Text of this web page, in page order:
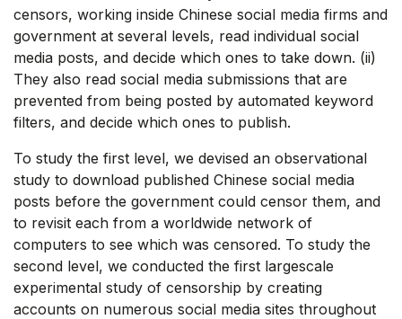
censors, working inside Chinese social media firms and
government at several levels, read individual social
media posts, and decide which ones to take down. (ii)
They also read social media submissions that are
prevented from being posted by automated keyword
filters, and decide which ones to publish.
To study the first level, we devised an observational
study to download published Chinese social media
posts before the government could censor them, and
to revisit each from a worldwide network of
computers to see which was censored. To study the
second level, we conducted the first largescale
experimental study of censorship by creating
accounts on numerous social media sites throughout